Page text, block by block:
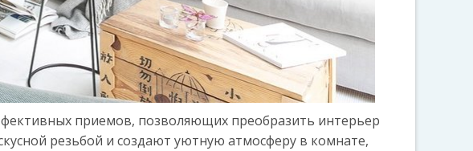
приемов, позволяющих преобразить интерьер
резьбой и создают уютную атмосферу в комнате,